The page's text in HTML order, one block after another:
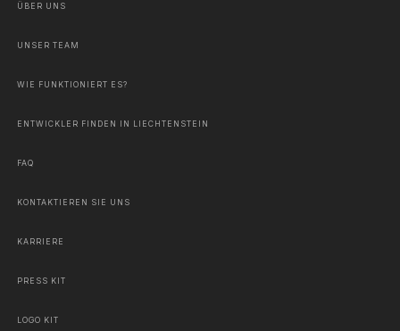
ÜBER UNS
UNSER TEAM
WIE FUNKTIONIERT ES?
ENTWICKLER FINDEN IN LIECHTENSTEIN
FAQ
KONTAKTIEREN SIE UNS
KARRIERE
PRESS KIT
LOGO KIT